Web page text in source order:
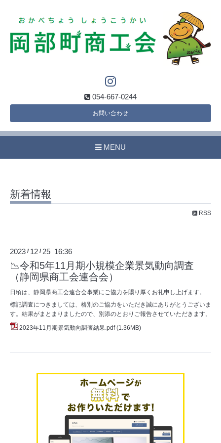
054-667-0244
お問い合わせ
MENU
新着情報
RSS
2023 / 12 / 25 16:36
📉令和5年11月期小規模企業景気動向調査
（静岡県商工会連合会）
日頃は、静岡県商工会連合会事業にご協力を賜り厚くお礼申し上げます。
標記調査につきましては、格別のご協力をいただき誠にありがとうございま
す。結果がまとまりましたので、別添のとおりご報告させていただきます。
2023年11月期景気動向調査結果.pdf (1.36MB)